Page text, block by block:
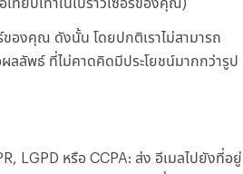
เทียบเท่าในเบราว์เซอร์ของคุณ)
ของคุณ ดังนั้น โดยปกติเราไม่สามารถ
ลัพธ์ ที่ไม่คาดคิดมีประโยชน์มากกว่ารูป
LGPD หรือ CCPA: ส่ง อีเมลไปยังที่อยู่